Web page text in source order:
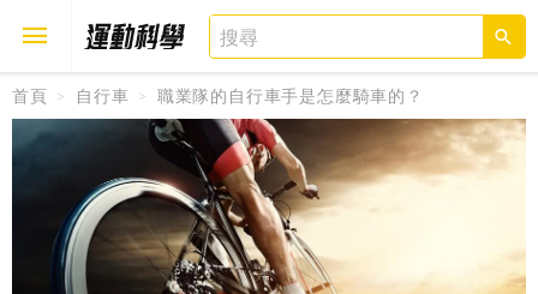
首頁 自行車 職業隊的自行車手是怎麼騎車的？
取消 確定